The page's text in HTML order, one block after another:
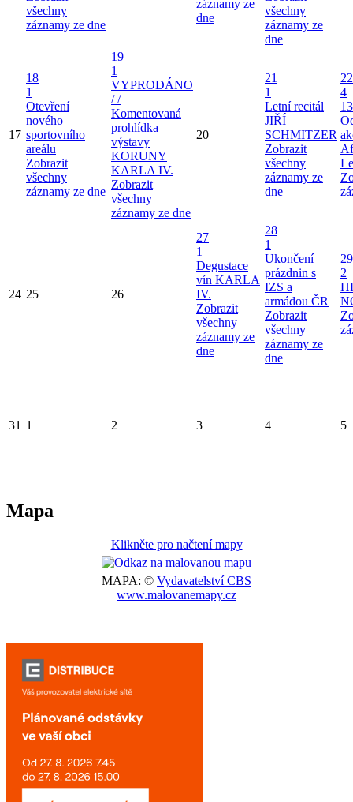
všechny
záznamy ze dne
záznamy ze
dne
všechny
záznamy ze
dne
17
18
1
Otevření
nového
sportovního
areálu
Zobrazit
všechny
záznamy ze dne
19
1
VYPRODÁNO
/ /
Komentovaná
prohlídka
výstavy
KORUNY
KARLA IV.
Zobrazit
všechny
záznamy ze dne
20
21
1
Letní recitál
JIŘÍ
SCHMITZER
Zobrazit
všechny
záznamy ze
dne
22
4
24 25 26
27
1
Degustace
vín KARLA
IV.
Zobrazit
všechny
záznamy ze
dne
28
1
Ukončení
prázdnin s
IZS a
armádou ČR
Zobrazit
všechny
záznamy ze
dne
29
2
31 1 2 3 4 5
Mapa
Klikněte pro načtení mapy
MAPA: © Vydavatelství CBS
www.malovanemapy.cz